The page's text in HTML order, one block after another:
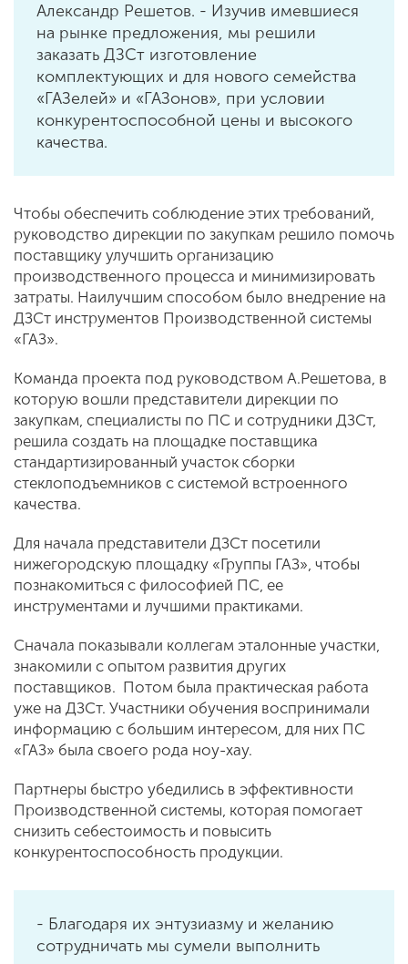
Александр Решетов. - Изучив имевшиеся
на рынке предложения, мы решили
заказать ДЗСт изготовление
комплектующих и для нового семейства
«ГАЗелей» и «ГАЗонов», при условии
конкурентоспособной цены и высокого
качества.
Чтобы обеспечить соблюдение этих требований,
руководство дирекции по закупкам решило помочь
поставщику улучшить организацию
производственного процесса и минимизировать
затраты. Наилучшим способом было внедрение на
ДЗСт инструментов Производственной системы
«ГАЗ».
Команда проекта под руководством А.Решетова, в
которую вошли представители дирекции по
закупкам, специалисты по ПС и сотрудники ДЗСт,
решила создать на площадке поставщика
стандартизированный участок сборки
стеклоподъемников с системой встроенного
качества.
Для начала представители ДЗСт посетили
нижегородскую площадку «Группы ГАЗ», чтобы
познакомиться с философией ПС, ее
инструментами и лучшими практиками.
Сначала показывали коллегам эталонные участки,
знакомили с опытом развития других
поставщиков. Потом была практическая работа
уже на ДЗСт. Участники обучения воспринимали
информацию с большим интересом, для них ПС
«ГАЗ» была своего рода ноу-хау.
Партнеры быстро убедились в эффективности
Производственной системы, которая помогает
снизить себестоимость и повысить
конкурентоспособность продукции.
- Благодаря их энтузиазму и желанию
сотрудничать мы сумели выполнить